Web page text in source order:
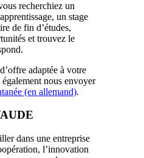
recherchiez un
un stage
de fin d’études,
et trouvez le
adaptée à votre
nous envoyer
(en allemand).
dans une entreprise
l’innovation